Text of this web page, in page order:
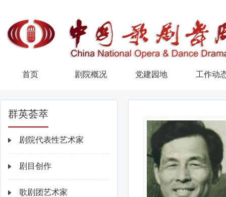
首页 剧院概况 党建园地 工作动
群英荟萃
剧院代表性艺术家
剧目创作
歌剧团艺术家